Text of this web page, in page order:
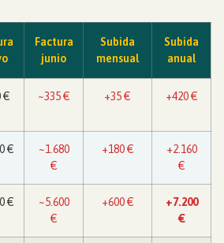
Factura
junio
Subida
mensual
Subida
anual
€ ~335 € +35 € +420 €
€
~1.680
€
+180 €
+2.160
€
€
~5.600
€
+600 €
+7.200
€